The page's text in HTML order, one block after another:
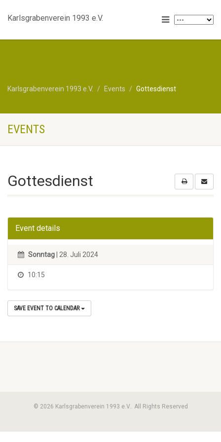
Karlsgrabenverein 1993 e.V.
Karlsgrabenverein 1993 e.V. Events Gottesdienst
EVENTS
Gottesdienst
Event details
Sonntag | 28. Juli 2024
10:15
SAVE EVENT TO CALENDAR
© 2026 Karlsgrabenverein 1993 e.V.. All Rights Reserved